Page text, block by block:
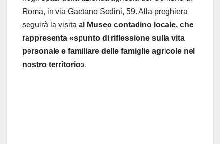
Roma, in via Gaetano Sodini, 59. Alla preghiera
seguirà la visita al Museo contadino locale, che
rappresenta «spunto di riflessione sulla vita
personale e familiare delle famiglie agricole nel
nostro territorio».